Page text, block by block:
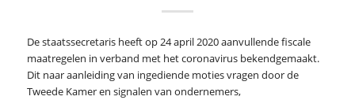
De staatssecretaris heeft op 24 april 2020 aanvullende fiscale
maatregelen in verband met het coronavirus bekendgemaakt.
Dit naar aanleiding van ingediende moties vragen door de
Tweede Kamer en signalen van ondernemers,